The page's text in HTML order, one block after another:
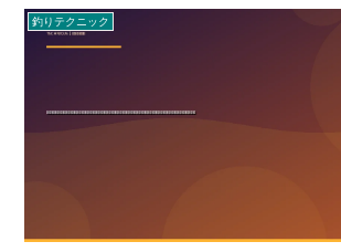
釣りテクニック